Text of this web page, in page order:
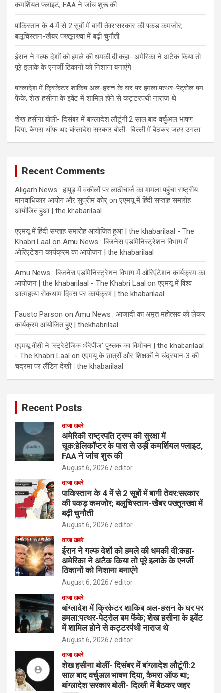
कमर्शियल फ्लाइट, FAA ने जांच शुरू की
पाकिस्तान के 4 में से 2 सूबों में बागी तेवर:सरकार की पकड़ कमजोर;
बलूचिस्तान-खैबर पख्तूनख्वा में बढ़ी चुनौती
ईरान ने गल्फ देशों को हमले की धमकी दी:कहा- अमेरिका ने अटैक किया तो
पूरे इलाके के एनर्जी ठिकानों को निशाना बनाएंगे
बांग्लादेश में क्रिकेटर शाकिब अल-हसन के घर पर हमला:पत्थर-पेट्रोल बम
फेंके; शेख हसीना के इवेंट में शामिल होने से कट्टरपंथी नाराज थे
शेख हसीना बोलीं- दिसंबर में बांग्लादेश लौटूंगी:2 साल बाद वर्चुअल भाषण
दिया, कैमरा ऑफ था; बांग्लादेश सरकार बोली- दिल्ली में बैठकर जहर उगला
Recent Comments
Aligarh News : हापुड़ में वकीलों पर लाठीचार्ज का मामला पहुंचा राष्ट्रीय
मानवाधिकार आयोग और सुप्रीम कोर् onएएमयू में हिंदी सप्ताह समारोह
आयोजित हुआ | the khabarilaal
एएमयू में हिंदी सप्ताह समारोह आयोजित हुआ | the khabarilaal - The
Khabri Laal on Amu News : बिजनेस एडमिनिस्ट्रेशन विभाग में
ओरिएंटेशन कार्यक्रम का आयोजन | the khabarilaal
Amu News : बिजनेस एडमिनिस्ट्रेशन विभाग में ओरिएंटेशन कार्यक्रम का
आयोजन | the khabarilaal - The Khabri Laal onएएमयू में विश्व
आत्महत्या रोकथाम दिवस पर कार्यक्रम | the khabarilaal
Fausto Parson on Amu News : आजादी का अमृत महोत्सव को लेकर
कार्यक्रम आयोजित हुए | thekhabrilaal
एएमयू वीसी ने ‘स्ट्रेटेजिक थैरेपीज’ पुस्तक का विमोचन | the khabarilaal
- The Khabri Laal onएएमयू के छात्रों और शिक्षकों ने चंद्रयान-3 की
चंद्रमा पर लैंडिंग देखी | the khabarilaal
Recent Posts
ताजा खबरे
अमेरिकी राष्ट्रपति ट्रम्प की सुरक्षा में
चूक:हेलिकॉप्टर के पास से उड़ी कमर्शियल फ्लाइट,
FAA ने जांच शुरू की
August 6, 2026 editor
ताजा खबरे
पाकिस्तान के 4 में से 2 सूबों में बागी तेवर:सरकार
की पकड़ कमजोर; बलूचिस्तान-खैबर पख्तूनख्वा में
बढ़ी चुनौती
August 6, 2026 editor
ताजा खबरे
ईरान ने गल्फ देशों को हमले की धमकी दी:कहा-
अमेरिका ने अटैक किया तो पूरे इलाके के एनर्जी
ठिकानों को निशाना बनाएंगे
August 6, 2026 editor
ताजा खबरे
बांग्लादेश में क्रिकेटर शाकिब अल-हसन के घर पर
हमला:पत्थर-पेट्रोल बम फेंके; शेख हसीना के इवेंट
में शामिल होने से कट्टरपंथी नाराज थे
August 6, 2026 editor
ताजा खबरे
शेख हसीना बोलीं- दिसंबर में बांग्लादेश लौटूंगी:2
साल बाद वर्चुअल भाषण दिया, कैमरा ऑफ था;
बांग्लादेश सरकार बोली- दिल्ली में बैठकर जहर